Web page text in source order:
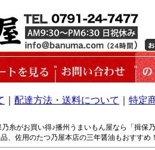
配達方法・送料について 特定
糸がお買い得♪播州うまいもん屋なら「揖保
、佐用のたつ乃屋本店の三年醤油もおすすめ！